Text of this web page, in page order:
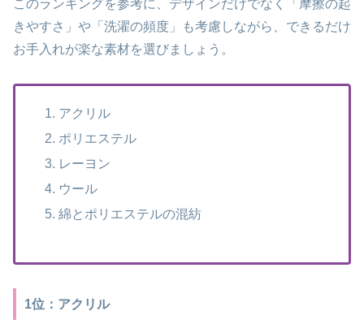
このランキングを参考に、デザインだけでなく「摩擦の起
きやすさ」や「洗濯の頻度」も考慮しながら、できるだけ
お手入れが楽な素材を選びましょう。
アクリル
ポリエステル
レーヨン
ウール
綿とポリエステルの混紡
1位：アクリル